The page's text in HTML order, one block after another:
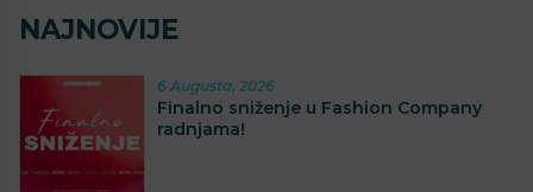
NAJNOVIJE
6 Augusta, 2026
Finalno sniženje u Fashion Company
radnjama!